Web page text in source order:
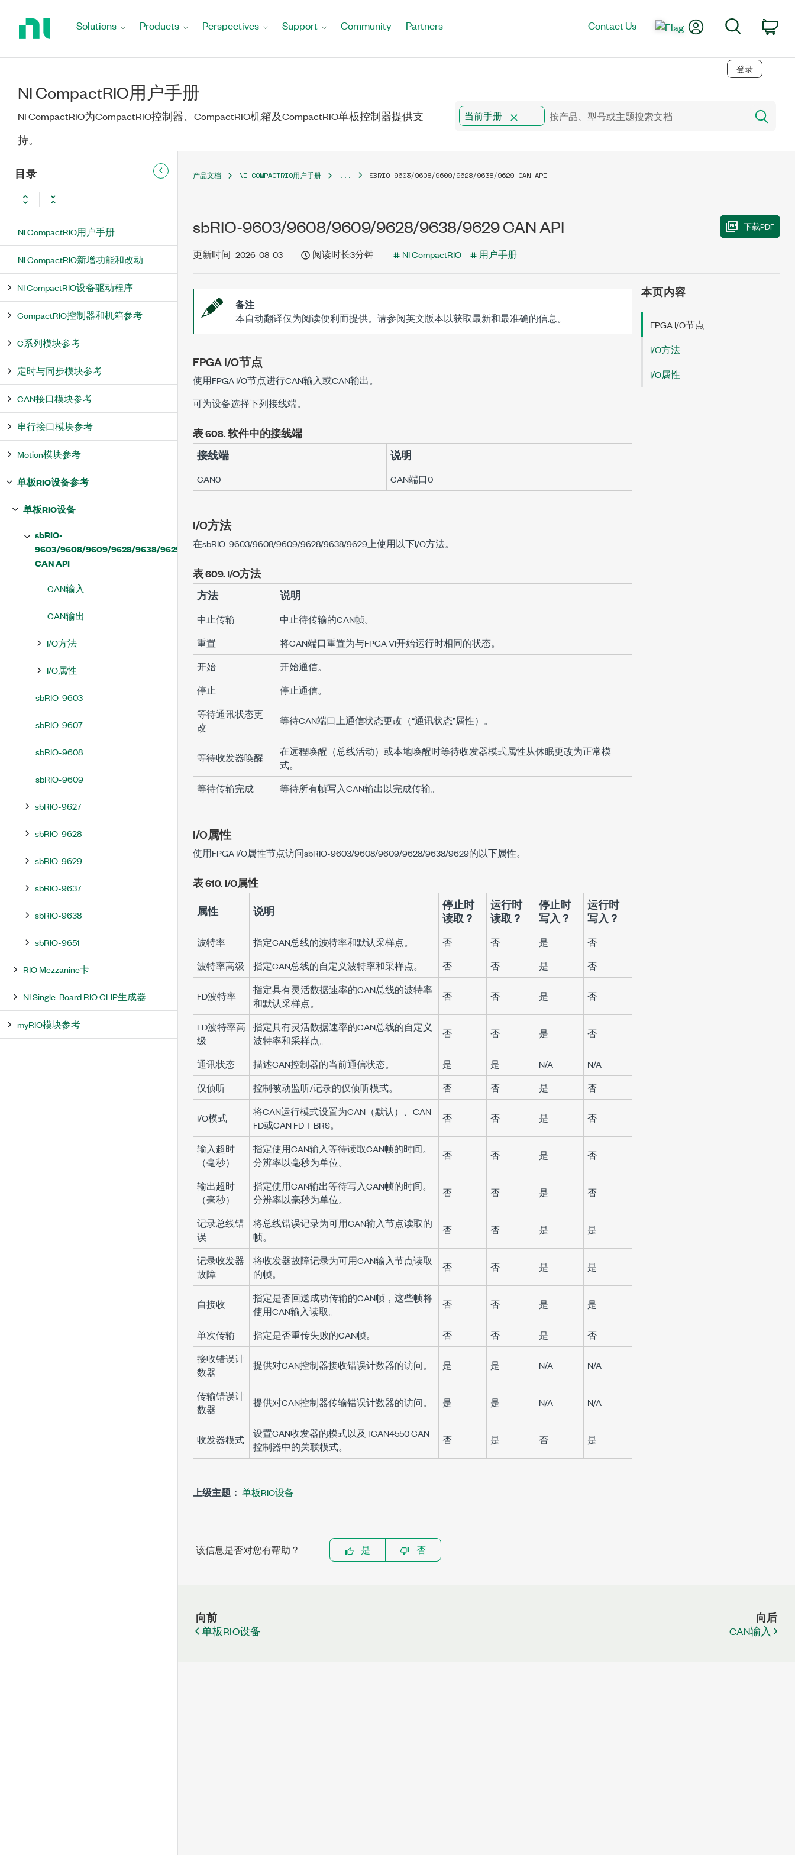
Solutions Products Perspectives Support Community Partners Contact Us My AccountSearch
登录
NI CompactRIO用户手册
NI CompactRIO为CompactRIO控制器、CompactRIO机箱及CompactRIO单板控制器提供支
持。
当前手册
目录
NI CompactRIO用户手册
NI CompactRIO新增功能和改动
NI CompactRIO设备驱动程序
CompactRIO控制器和机箱参考
C系列模块参考
定时与同步模块参考
CAN接口模块参考
串行接口模块参考
Motion模块参考
单板RIO设备参考
单板RIO设备
sbRIO-
9603/9608/9609/9628/9638/9629
CAN API
CAN输入
CAN输出
I/O方法
I/O属性
sbRIO-9603
sbRIO-9607
sbRIO-9608
sbRIO-9609
sbRIO-9627
sbRIO-9628
sbRIO-9629
sbRIO-9637
sbRIO-9638
sbRIO-9651
RIO Mezzanine卡
NI Single-Board RIO CLIP生成器
myRIO模块参考
产品文档 NI COMPACTRIO用户手册 ... SBRIO-9603/9608/9609/9628/9638/9629 CAN API
sbRIO-9603/9608/9609/9628/9638/9629 CAN API
更新时间 2026-08-03 阅读时长3分钟 NI CompactRIO 用户手册
备注
本自动翻译仅为阅读便利而提供。请参阅英文版本以获取最新和最准确的信息。
FPGA I/O节点
使用FPGA I/O节点进行CAN输入或CAN输出。
可为设备选择下列接线端。
表 608.软件中的接线端
接线端
说明
CAN0 CAN端口0
I/O方法
在sbRIO-9603/9608/9609/9628/9638/9629上使用以下I/O方法。
表 609. I/O方法
方法
说明
中止传输
中止待传输的CAN帧。
重置
将CAN端口重置为与FPGA VI开始运行时相同的状态。
开始
开始通信。
停止
停止通信。
等待通讯状态更
改
等待CAN端口上通信状态更改（“通讯状态”属性）。
等待收发器唤醒
在远程唤醒（总线活动）或本地唤醒时等待收发器模式属性从休眠更改为正常模
式。
等待传输完成
等待所有帧写入CAN输出以完成传输。
I/O属性
使用FPGA I/O属性节点访问sbRIO-9603/9608/9609/9628/9638/9629的以下属性。
表 610. I/O属性
属性 说明
停止时
读取？
运行时
读取？
停止时
写入？
运行时
写入？
波特率 指定CAN总线的波特率和默认采样点。 否 否 是
否
波特率高级
指定CAN总线的自定义波特率和采样点。 否 否 是 否
FD波特率
指定具有灵活数据速率的CAN总线的波特率
和默认采样点。
否 否 是 否
FD波特率高
级
指定具有灵活数据速率的CAN总线的自定义
波特率和采样点。
否 否 是 否
通讯状态 描述CAN控制器的当前通信状态。 是 是 N/A
N/A
仅侦听
控制被动监听/记录的仅侦听模式。 否 否 是 否
I/O模式
将CAN运行模式设置为CAN（默认）、CAN
FD或CAN FD + BRS。
否 否 是 否
输入超时
（毫秒）
指定使用CAN输入等待读取CAN帧的时间。
分辨率以毫秒为单位。
否 否 是 否
输出超时
（毫秒）
指定使用CAN输出等待写入CAN帧的时间。
分辨率以毫秒为单位。
否 否 是 否
记录总线错
误
将总线错误记录为可用CAN输入节点读取的
帧。
否 否 是 是
记录收发器
故障
将收发器故障记录为可用CAN输入节点读取
的帧。
否 否 是 是
自接收
指定是否回送成功传输的CAN帧，这些帧将
使用CAN输入读取。
否 否 是 是
单次传输 指定是否重传失败的CAN帧。 否 否 是
否
接收错误计
数器
提供对CAN控制器接收错误计数器的访问。 是 是 N/A N/A
传输错误计
数器
提供对CAN控制器传输错误计数器的访问。 是 是 N/A N/A
收发器模式
设置CAN收发器的模式以及TCAN4550 CAN
控制器中的关联模式。
否 是 否 是
上级主题： 单板RIO设备
本页内容
FPGA I/O节点
I/O方法
I/O属性
该信息是否对您有帮助？ 是 否
向前
单板RIO设备
向后
CAN输入